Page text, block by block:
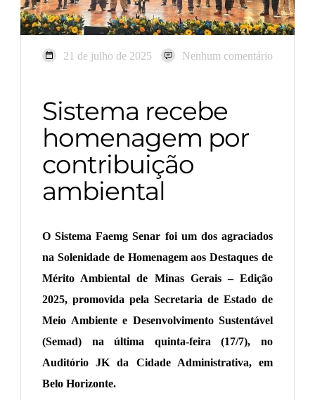
21 de julho de 2025 Nenhum comentário
Sistema recebe
homenagem por
contribuição
ambiental
O Sistema Faemg Senar foi um dos agraciados
na Solenidade de Homenagem aos Destaques de
Mérito Ambiental de Minas Gerais – Edição
2025, promovida pela Secretaria de Estado de
Meio Ambiente e Desenvolvimento Sustentável
(Semad) na última quinta-feira (17/7), no
Auditório JK da Cidade Administrativa, em
Belo Horizonte.